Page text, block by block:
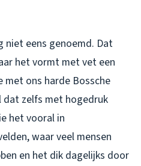
niet eens genoemd. Dat
het vormt met vet een
ons harde Bossche
dat zelfs met hogedruk
het vooral in
waar veel mensen
en het dik dagelijks door